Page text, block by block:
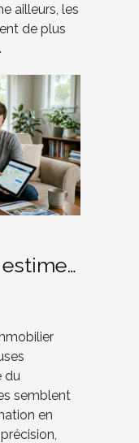
ailleurs, les
de plus
du
semblent
en